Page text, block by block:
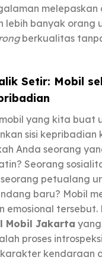
melepaskan
lebih banyak orang
berkualitas
Setir: Mobil
yang kita buat
sisi kepribadian
Anda seorang
Seorang
petualang
baru? Mobil
emosional tersebut.
Mobil Jakarta
proses
kendaraan